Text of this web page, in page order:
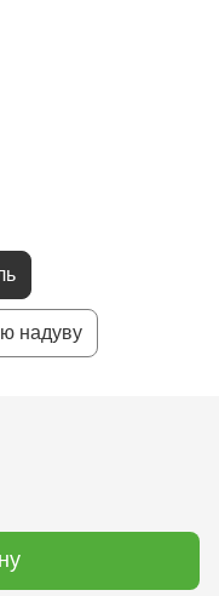
надуву